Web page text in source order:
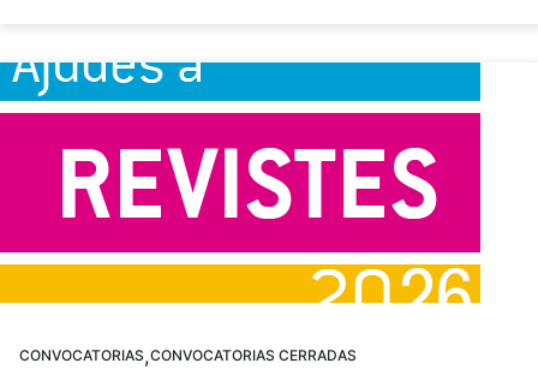
CONVOCATORIAS,CONVOCATORIAS CERRADAS